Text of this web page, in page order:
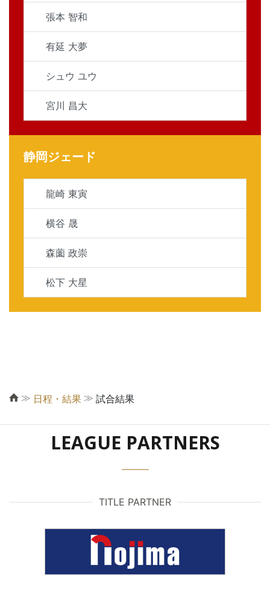
張本 智和
有延 大夢
シュウ ユウ
宮川 昌大
静岡ジェード
龍崎 東寅
横谷 晟
森薗 政崇
松下 大星
≫ 日程・結果 ≫ 試合結果
LEAGUE PARTNERS
TITLE PARTNER